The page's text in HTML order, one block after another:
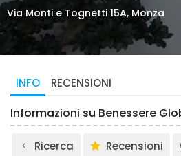
Via Monti e Tognetti 15A, Monza
INFO RECENSIONI
Informazioni su Benessere
Ricerca Recensioni